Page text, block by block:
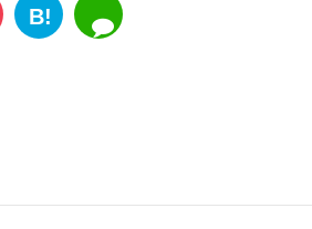
B!